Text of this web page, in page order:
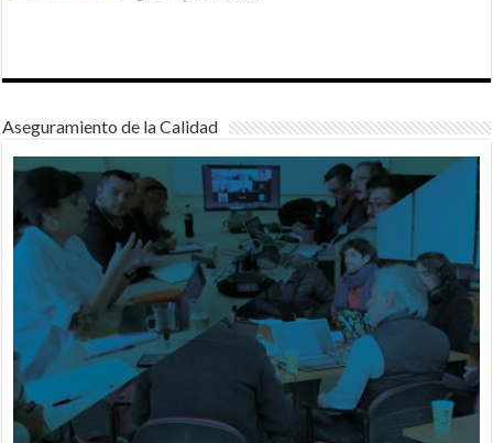
Aseguramiento de la Calidad